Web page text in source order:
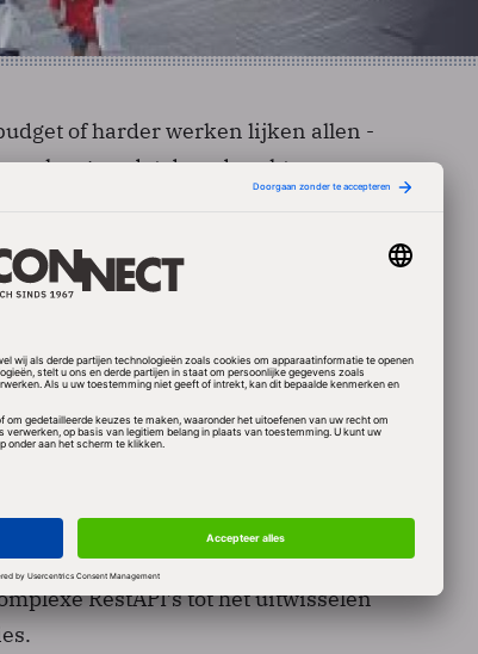
of harder werken lijken allen -
omdat daar de echte
meeste nieuwe initiatieven zijn niet
in voor studenten) heeft niets
login gefaciliteerd wordt. Dat in
toestemming geeft (of niet), een paar
en een aantal integraties die de
in een aantal oudere (legacy)
van een nieuwe IT oplossing
met bestaande, interne en/of
Er zijn er ongetwijfeld al
RestAPI’s tot het uitwisselen